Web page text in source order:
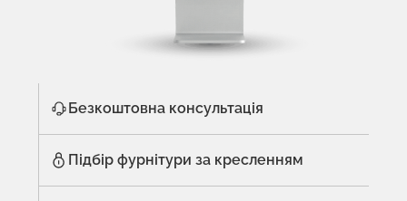
Безкоштовна консультація
Підбір фурнітури за кресленням